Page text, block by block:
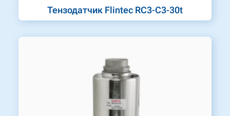
Тензодатчик Flintec RC3-C3-30t